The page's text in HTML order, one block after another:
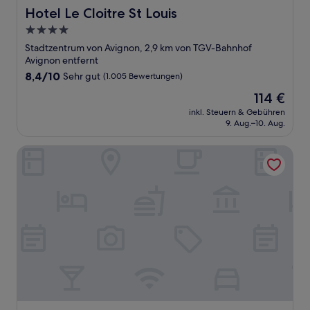
Hotel Le Cloitre St Louis
Hotel Le Cloitre St Louis
4.0-
Sterne-
Unterkunft
Stadtzentrum von Avignon, 2,9 km von TGV-Bahnhof
Avignon entfernt
8.4
Bewertungen)
8,4/10 Sehr gut (1.005 Bewertungen)
Der
Preis
beträgt
114 €
inkl. Steuern & Gebühren
9. Aug.–10. Aug.